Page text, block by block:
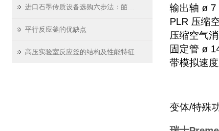
平行反应釜的优缺点
高压实验室反应釜的结构及性能特征
输出轴 ø 7
PLR 压缩
压缩空气
固定管 ø
带模拟速
变体/特殊